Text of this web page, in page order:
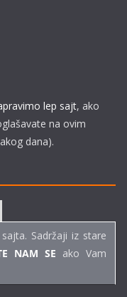
lep sajt, ako
na ovim
dana).
Sadržaji iz stare
NAM SE ako Vam